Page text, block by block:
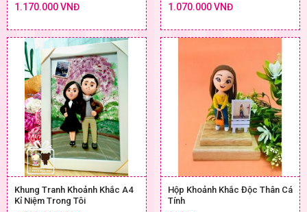
1.170.000 VNĐ 1.070.000 VNĐ
Khung Tranh Khoảnh Khắc A4
Kỉ Niệm Trong Tôi
Hộp Khoảnh Khắc Độc Thân Cá
Tính